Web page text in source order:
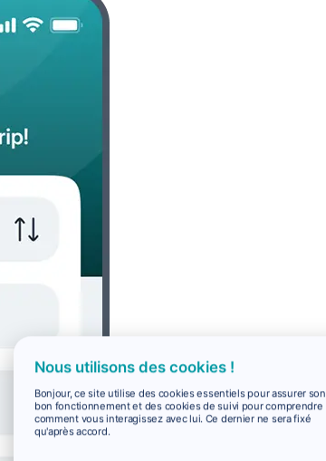
Nous utilisons des cookies !
Bonjour, ce site utilise des cookies essentiels pour assurer son
bon fonctionnement et des cookies de suivi pour comprendre
comment vous interagissez avec lui. Ce dernier ne sera fixé
qu'après accord.